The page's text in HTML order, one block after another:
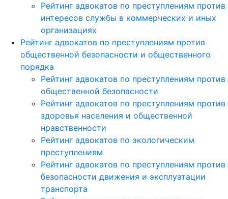
Рейтинг адвокатов по преступлениям против
интересов службы в коммерческих и иных
организациях
Рейтинг адвокатов по преступлениям против
общественной безопасности и общественного
порядка
Рейтинг адвокатов по преступлениям против
общественной безопасности
Рейтинг адвокатов по преступлениям против
здоровья населения и общественной
нравственности
Рейтинг адвокатов по экологическим
преступлениям
Рейтинг адвокатов по преступлениям против
безопасности движения и эксплуатации
транспорта